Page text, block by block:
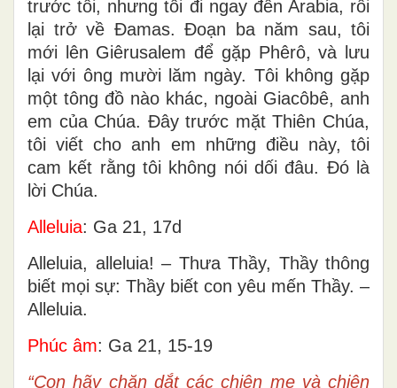
trước tôi, nhưng tôi đi ngay đến Arabia, rồi
lại trở về Đamas. Đoạn ba năm sau, tôi
mới lên Giêrusalem để gặp Phêrô, và lưu
lại với ông mười lăm ngày. Tôi không gặp
một tông đồ nào khác, ngoài Giacôbê, anh
em của Chúa. Đây trước mặt Thiên Chúa,
tôi viết cho anh em những điều này, tôi
cam kết rằng tôi không nói dối đâu. Đó là
lời Chúa.
Alleluia: Ga 21, 17d
Alleluia, alleluia! – Thưa Thầy, Thầy thông
biết mọi sự: Thầy biết con yêu mến Thầy. –
Alleluia.
Phúc âm: Ga 21, 15-19
“Con hãy chăn dắt các chiên mẹ và chiên